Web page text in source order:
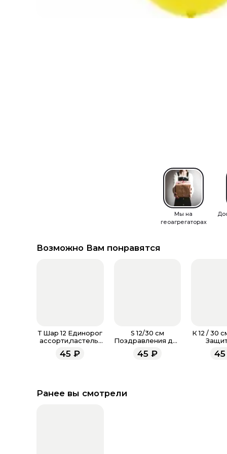
Мы на
геоагрегаторах
Возможно Вам понравятся
Т Шар 12 Единорог
ассорти,пастель-
45 ₽
S 12/30 см
Поздравления для
Пастель
45₽
К 12 / 30
45
Ранее вы смотрели